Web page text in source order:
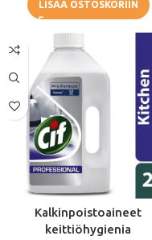
LISÄÄ OSTOSKORIIN
Kalkinpoistoaineet
keittiöhygienia